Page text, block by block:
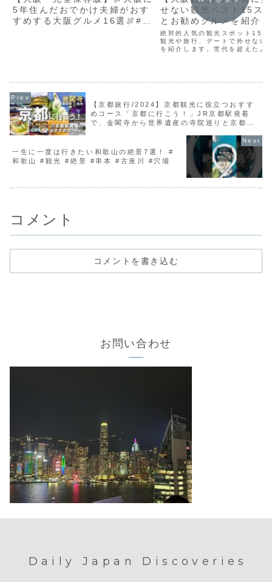
5年住んだおでかけ夫婦がおす
すめする大阪グルメ16選🍖#大
せない観光ベスト15ス
とお勧めグルメを紹介
絶対的人気の観光スポット15
観光や旅行、デートで外せない
を紹介します。世代を超えた人
【京都旅行/2024】京都観光に役立つおすす
めコース「京都に行こう！」JR京都駅発着
で、金閣寺から世界遺産の寺院巡りと京都グ
一生に一度は行きたい和歌山の絶景7選！ #
和歌山 #観光 #絶景 #串本 #古座川 #穴場
コメント
コメントを書き込む
お問い合わせ
Daily Japan Discoveries